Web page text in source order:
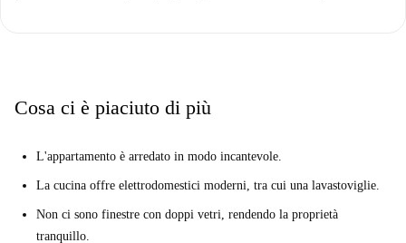
Cosa ci è piaciuto di più
L'appartamento è arredato in modo incantevole.
La cucina offre elettrodomestici moderni, tra cui una lavastoviglie.
Non ci sono finestre con doppi vetri, rendendo la proprietà
tranquillo.